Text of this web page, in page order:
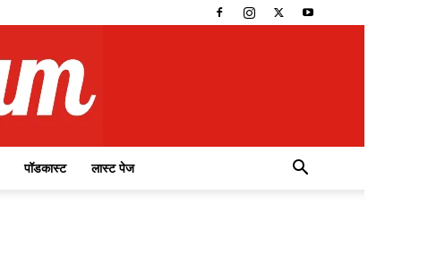
पॉडकास्ट लास्ट पेज